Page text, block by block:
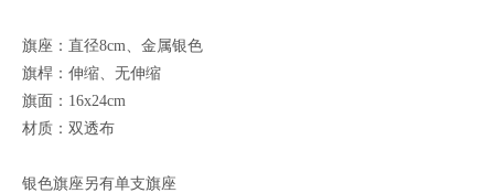
旗座：直径8cm、金属银色
旗桿：伸缩、无伸缩
旗面：16x24cm
材质：双透布
银色旗座另有单支旗座